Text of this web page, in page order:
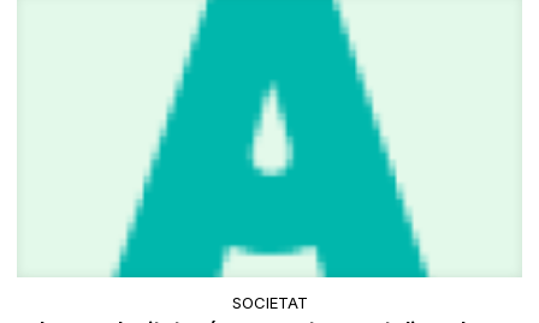
SOCIETAT